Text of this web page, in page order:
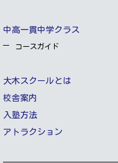
中高一貫中学クラス
コースガイド
大木スクールとは
校舎案内
入塾方法
アトラクション